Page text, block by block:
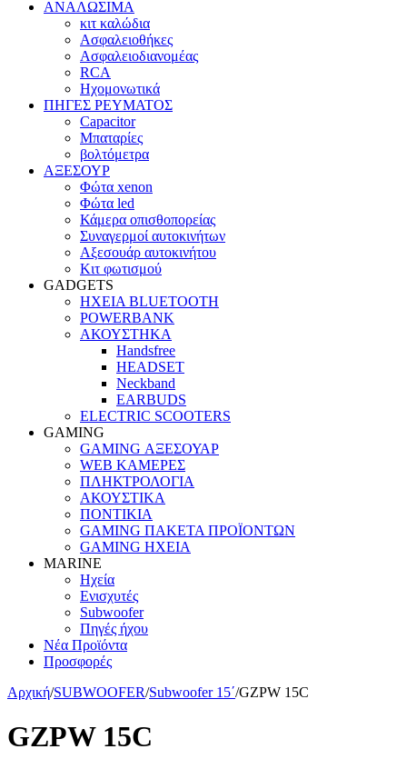
ΑΝΑΛΩΣΙΜΑ
κιτ καλώδια
Ασφαλειοθήκες
Ασφαλειοδιανομέας
RCA
Ηχομονωτικά
ΠΗΓΕΣ ΡΕΥΜΑΤΟΣ
Capacitor
Μπαταρίες
βολτόμετρα
ΑΞΕΣΟΥΡ
Φώτα xenon
Φώτα led
Κάμερα οπισθοπορείας
Συναγερμοί αυτοκινήτων
Αξεσουάρ αυτοκινήτου
Κιτ φωτισμού
GADGETS
ΗΧΕΙΑ BLUETOOTH
POWERBANK
ΑΚΟΥΣΤΗΚΑ
Handsfree
HEADSET
Neckband
EARBUDS
ELECTRIC SCOOTERS
GAMING
GAMING ΑΞΕΣΟΥΑΡ
WEB ΚΑΜΕΡΕΣ
ΠΛΗΚΤΡΟΛΟΓΙΑ
ΑΚΟΥΣΤΙΚΑ
ΠΟΝΤΙΚΙΑ
GAMING ΠΑΚΕΤΑ ΠΡΟΪΟΝΤΩΝ
GAMING ΗΧΕΙΑ
MARINE
Ηχεία
Ενισχυτές
Subwoofer
Πηγές ήχου
Νέα Προϊόντα
Προσφορές
Αρχική/SUBWOOFER/Subwoofer 15΄/GZPW 15C
GZPW 15C